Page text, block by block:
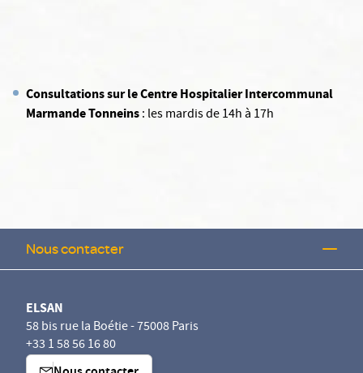
Consultations sur le Centre Hospitalier Intercommunal
Marmande Tonneins: les mardis de 14h à 17h
Nous contacter
ELSAN
58 bis rue la Boétie - 75008 Paris
+33 1 58 56 16 80